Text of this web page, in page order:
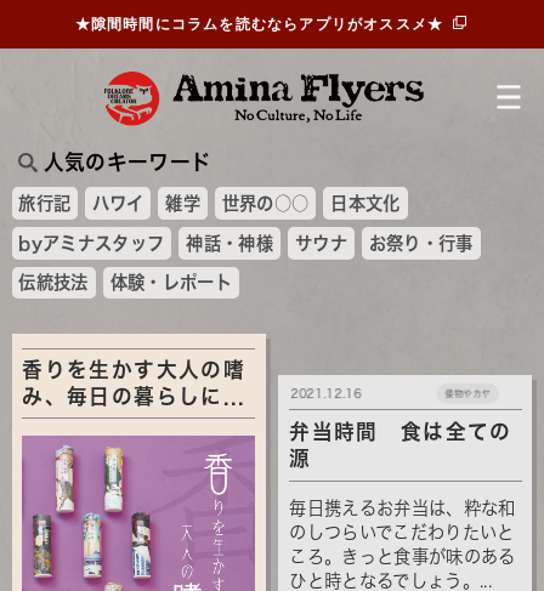
人気のキーワード
旅行記 ハワイ 雑学 世界の○○ 日本文化
byアミナスタッフ 神話・神様 サウナ お祭り・行事
伝統技法 体験・レポート
★隙間時間にコラムを読むならアプリがオススメ★
香りを生かす大人の嗜
み、毎日の暮らしに...
弁当時間 食は全ての
源
毎日携えるお弁当は、粋な和
のしつらいでこだわりたいと
ころ。きっと食事が味のある
ひと時となるでしょう。...
2021.12.16 倭物やカヤ